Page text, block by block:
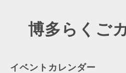
博多らくご
イベントカレンダー